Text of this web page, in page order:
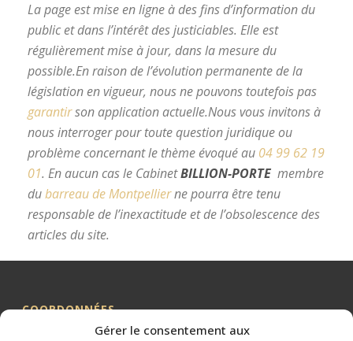
Gérer le consentement aux
La page est mise en ligne à des fins d’information du
public et dans l’intérêt des justiciables. Elle est
régulièrement mise à jour, dans la mesure du
possible.En raison de l’évolution permanente de la
législation en vigueur, nous ne pouvons toutefois pas
garantirson application actuelle.Nous vous invitons à
nous interroger pour toute question juridique ou
problème concernant le thème évoqué au 04 99 62 19
01. En aucun cas le CabinetBILLION-PORTE membre
dubarreau de Montpellierne pourra être tenu
responsable de l’inexactitude et de l’obsolescence des
articles du site.
COORDONNÉES
Me BILLION-PORTE